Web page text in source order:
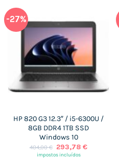
-27%
HP 820 G3 12.3″ / i5-6300U /
8GB DDR4 1TB SSD
Windows 10
404,00€ O
preço
293,78€O
impostos incluídos